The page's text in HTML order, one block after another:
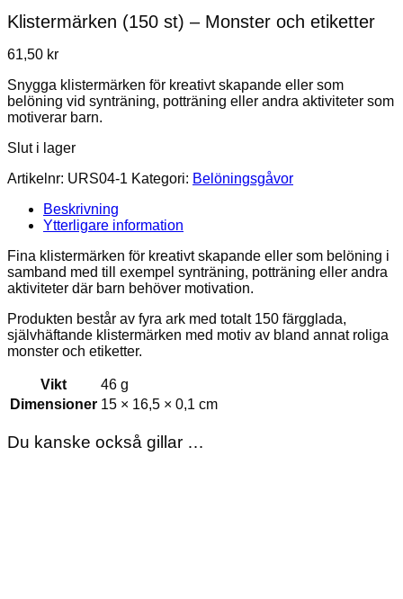
Klistermärken (150 st) – Monster och etiketter
61,50 kr
Snygga klistermärken för kreativt skapande eller som
belöning vid synträning, potträning eller andra aktiviteter som
motiverar barn.
Slut i lager
Artikelnr: URS04-1 Kategori: Belöningsgåvor
Beskrivning
Ytterligare information
Fina klistermärken för kreativt skapande eller som belöning i
samband med till exempel synträning, potträning eller andra
aktiviteter där barn behöver motivation.
Produkten består av fyra ark med totalt 150 färgglada,
självhäftande klistermärken med motiv av bland annat roliga
monster och etiketter.
Vikt
46 g
Dimensioner 15 × 16,5 × 0,1 cm
Du kanske också gillar …